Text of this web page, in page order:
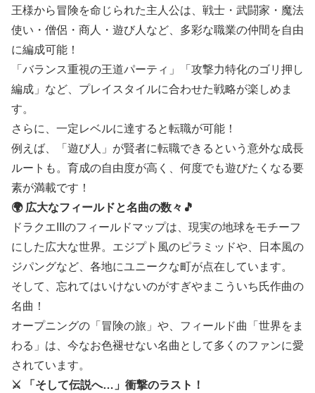
王様から冒険を命じられた主人公は、戦士・武闘家・魔法
使い・僧侶・商人・遊び人など、多彩な職業の仲間を自由
に編成可能！
「バランス重視の王道パーティ」「攻撃力特化のゴリ押し
編成」など、プレイスタイルに合わせた戦略が楽しめま
す。
さらに、一定レベルに達すると転職が可能！
例えば、「遊び人」が賢者に転職できるという意外な成長
ルートも。育成の自由度が高く、何度でも遊びたくなる要
素が満載です！
🌍 広大なフィールドと名曲の数々🎵
ドラクエIIIのフィールドマップは、現実の地球をモチーフ
にした広大な世界。エジプト風のピラミッドや、日本風の
ジパングなど、各地にユニークな町が点在しています。
そして、忘れてはいけないのがすぎやまこういち氏作曲の
名曲！
オープニングの「冒険の旅」や、フィールド曲「世界をま
わる」は、今なお色褪せない名曲として多くのファンに愛
されています。
⚔ 「そして伝説へ…」衝撃のラスト！